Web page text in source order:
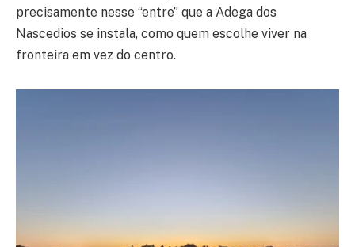
precisamente nesse “entre” que a Adega dos
Nascedios se instala, como quem escolhe viver na
fronteira em vez do centro.